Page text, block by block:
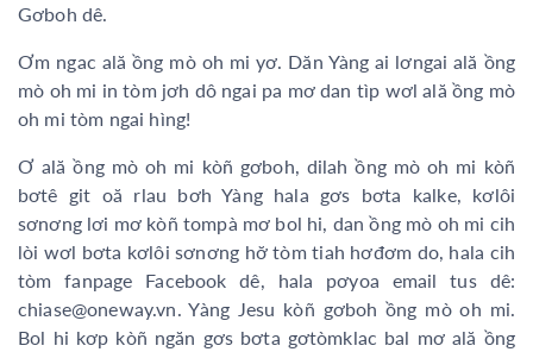
Gơboh dê.
Ơm ngac ală ồng mò oh mi yơ. Dăn Yàng ai lơngai ală ồng
mò oh mi in tòm jơh dô ngai pa mơ dan tìp wơl ală ồng mò
oh mi tòm ngai hìng!
Ơ ală ồng mò oh mi kòñ gơboh, dilah ồng mò oh mi kòñ
bơtê git oă rlau bơh Yàng hala gơs bơta kalke, kơlôi
sơnơng lơi mơ kòñ tompà mơ bol hi, dan ồng mò oh mi cih
lòi wơl bơta kơlôi sơnơng hơ̆ tòm tiah hơđơm do, hala cih
tòm fanpage Facebook dê, hala pơyoa email tus dê:
chiase@oneway.vn. Yàng Jesu kòñ gơboh ồng mò oh mi.
Bol hi kơp kòñ ngăn gơs bơta gơtòmklac bal mơ ală ồng